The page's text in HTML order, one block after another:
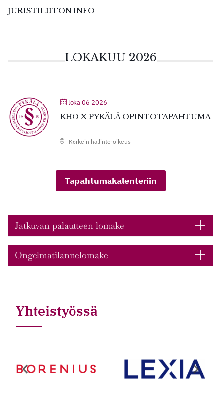
JURISTILIITON INFO
LOKAKUU 2026
loka 06 2026
KHO X PYKÄLÄ OPINTOTAPAHTUMA
Korkein hallinto-oikeus
Tapahtumakalenteriin
Jatkuvan palautteen lomake
Ongelmatilannelomake
Yhteistyössä